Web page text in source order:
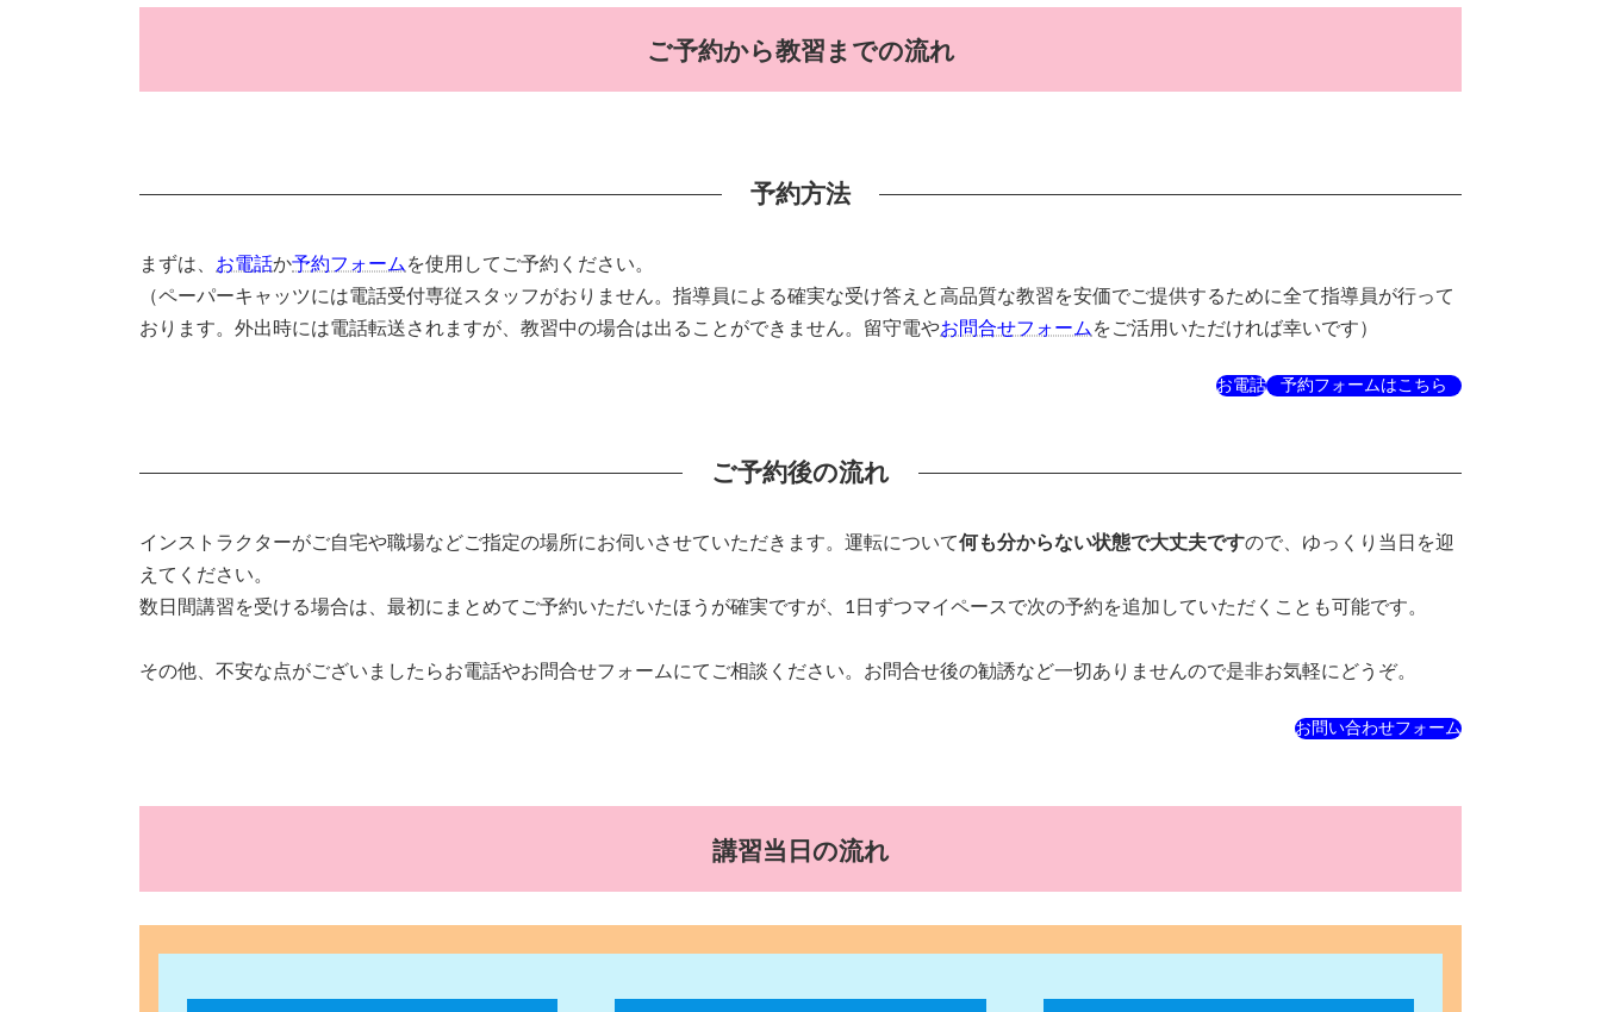
ご予約から教習までの流れ
予約方法
まずは、 お電話か予約フォームを使用してご予約ください。
（ペーパーキャッツには電話受付専従スタッフがおりません。指導員による確実な受け答えと高品質な教習を安価でご提供するために全て指導員が行って
おります。外出時には電話転送されますが、教習中の場合は出ることができません。留守電やお問合せフォームをご活用いただければ幸いです）
お電話 予約フォームはこちら
ご予約後の流れ
インストラクターがご自宅や職場などご指定の場所にお伺いさせていただきます。運転について何も分からない状態で大丈夫ですので、ゆっくり当日を迎
えてください。
数日間講習を受ける場合は、最初にまとめてご予約いただいたほうが確実ですが、1日ずつマイペースで次の予約を追加していただくことも可能です。
その他、不安な点がございましたらお電話やお問合せフォームにてご相談ください。お問合せ後の勧誘など一切ありませんので是非お気軽にどうぞ。
お問い合わせフォーム
講習当日の流れ